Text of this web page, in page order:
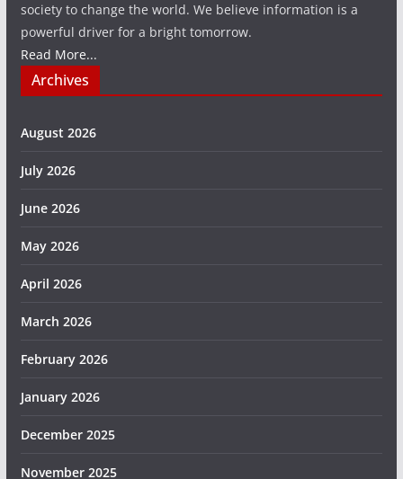
society to change the world. We believe information is a
powerful driver for a bright tomorrow.
Read More...
Archives
August 2026
July 2026
June 2026
May 2026
April 2026
March 2026
February 2026
January 2026
December 2025
November 2025